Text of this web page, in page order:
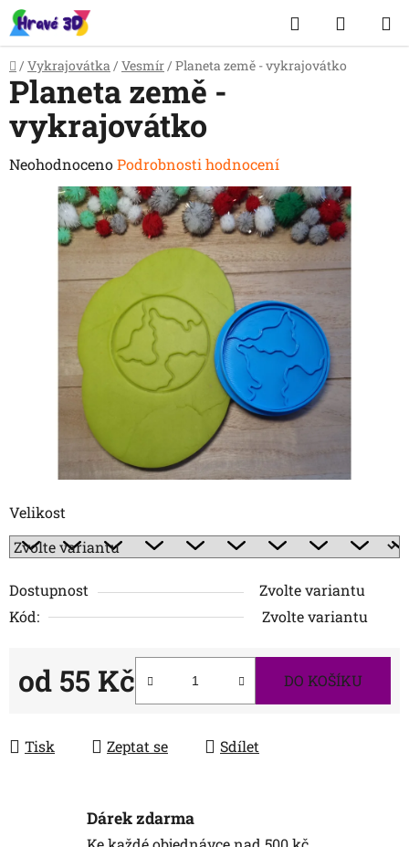
Přejít
na
obsah
Hledat
KOŠÍK
Domů
/ Vykrajovátka / Vesmír / Planeta země - vykrajovátko
Velikost
Dostupnost
Zvolte variantu
Kód:
Zvolte variantu
od 55 Kč DO KOŠÍKU
Tisk Zeptat se Sdílet
Planeta země -
vykrajovátko
Průměrné
hodnocení
produktu
hvězdiček.
NeohodnocenoPodrobnosti hodnocení
Dárek zdarma